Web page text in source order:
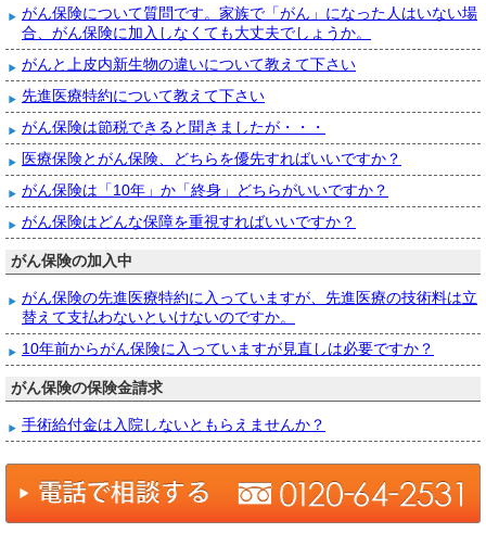
がん保険について質問です。家族で「がん」になった人はいない場
合、がん保険に加入しなくても大丈夫でしょうか。
がんと上皮内新生物の違いについて教えて下さい
先進医療特約について教えて下さい
がん保険は節税できると聞きましたが・・・
医療保険とがん保険、どちらを優先すればいいですか？
がん保険は「10年」か「終身」どちらがいいですか？
がん保険はどんな保障を重視すればいいですか？
がん保険の加入中
がん保険の先進医療特約に入っていますが、先進医療の技術料は立
替えて支払わないといけないのですか。
10年前からがん保険に入っていますが見直しは必要ですか？
がん保険の保険金請求
手術給付金は入院しないともらえませんか？